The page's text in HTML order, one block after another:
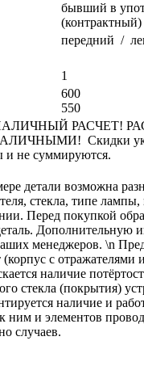
бывший в
(контрактный)
передний /
1
600
550
РАСЧЕТ!
Скидки
и не суммируются.
детали возможна
стекла, типе лампы,
Перед покупкой
деталь.
менеджеров. \n
(корпус с отражателями
наличие
стекла (покрытия)
наличие и
ним и элементов
случаев.